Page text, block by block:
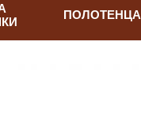
ПОЛОТЕНЦА